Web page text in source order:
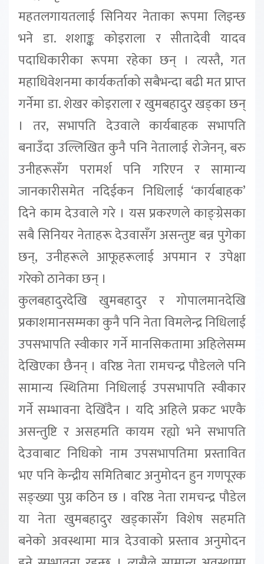
महतलगायतलाई सिनियर नेताका रूपमा लिइन्छ
भने डा. शशाङ्क कोइराला र सीतादेवी यादव
पदाधिकारीका रूपमा रहेका छन् । त्यस्तै, गत
महाधिवेशनमा कार्यकर्ताको सबैभन्दा बढी मत प्राप्त
गर्नेमा डा. शेखर कोइराला र खुमबहादुर खड्का छन्
। तर, सभापति देउवाले कार्यबाहक सभापति
बनाउँदा उल्लिखित कुनै पनि नेतालाई रोजेनन्, बरु
उनीहरूसँग परामर्श पनि गरिएन र सामान्य
जानकारीसमेत नदिईकन निधिलाई ‘कार्यबाहक’
दिने काम देउवाले गरे । यस प्रकरणले काङ्ग्रेसका
सबै सिनियर नेताहरू देउवासँग असन्तुष्ट बन्न पुगेका
छन्, उनीहरूले आफूहरूलाई अपमान र उपेक्षा
गरेको ठानेका छन् ।
कुलबहादुरदेखि खुमबहादुर र गोपालमानदेखि
प्रकाशमानसम्मका कुनै पनि नेता विमलेन्द्र निधिलाई
उपसभापति स्वीकार गर्ने मानसिकतामा अहिलेसम्म
देखिएका छैनन् । वरिष्ठ नेता रामचन्द्र पौडेलले पनि
सामान्य स्थितिमा निधिलाई उपसभापति स्वीकार
गर्ने सम्भावना देखिँदैन । यदि अहिले प्रकट भएकै
असन्तुष्टि र असहमति कायम रह्यो भने सभापति
देउवाबाट निधिको नाम उपसभापतिमा प्रस्तावित
भए पनि केन्द्रीय समितिबाट अनुमोदन हुन गणपूरक
सङ्ख्या पुग्न कठिन छ । वरिष्ठ नेता रामचन्द्र पौडेल
या नेता खुमबहादुर खड्कासँग विशेष सहमति
बनेको अवस्थामा मात्र देउवाको प्रस्ताव अनुमोदन